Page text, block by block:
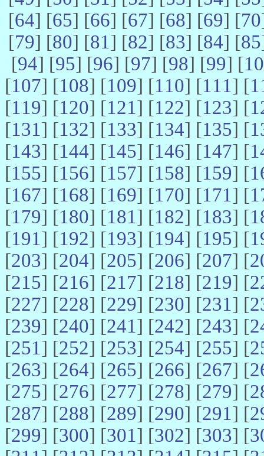
[64] [65] [66] [67] [68] [69] [70
[79] [80] [81] [82] [83] [84] [85
[94] [95] [96] [97] [98] [99] [
[107] [108] [109] [110] [111] [
[119] [120] [121] [122] [123] [
[131] [132] [133] [134] [135] [
[143] [144] [145] [146] [147] [
[155] [156] [157] [158] [159] [
[167] [168] [169] [170] [171] [
[179] [180] [181] [182] [183] [
[191] [192] [193] [194] [195] [
[203] [204] [205] [206] [207] [
[215] [216] [217] [218] [219] [
[227] [228] [229] [230] [231] [
[239] [240] [241] [242] [243] [
[251] [252] [253] [254] [255] [
[263] [264] [265] [266] [267] [
[275] [276] [277] [278] [279] [
[287] [288] [289] [290] [291] [
[299] [300] [301] [302] [303] [